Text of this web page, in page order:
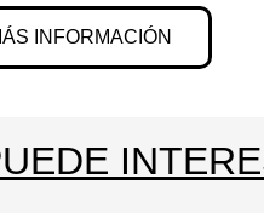
INFORMACIÓN